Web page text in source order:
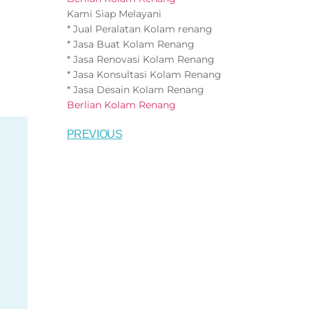
Kami Siap Melayani
* Jual Peralatan Kolam renang
* Jasa Buat Kolam Renang
* Jasa Renovasi Kolam Renang
* Jasa Konsultasi Kolam Renang
* Jasa Desain Kolam Renang
Berlian Kolam Renang
PREVIOUS